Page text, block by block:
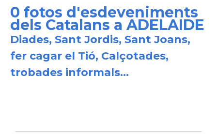
0 fotos d'esdeveniments
dels Catalans a ADELAIDE
Diades, Sant Jordis, Sant Joans,
fer cagar el Tió, Calçotades,
trobades informals...